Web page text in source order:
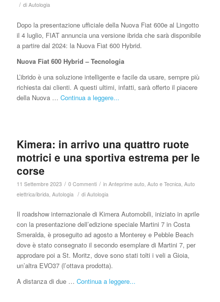
/ di Autologia
Dopo la presentazione ufficiale della Nuova Fiat 600e al Lingotto
il 4 luglio, FIAT annuncia una versione ibrida che sarà disponibile
a partire dal 2024: la Nuova Fiat 600 Hybrid.
Nuova Fiat 600 Hybrid – Tecnologia
L’ibrido è una soluzione intelligente e facile da usare, sempre più
richiesta dai clienti. A questi ultimi, infatti, sarà offerto il piacere
della Nuova … Continua a leggere...
Kimera: in arrivo una quattro ruote
motrici e una sportiva estrema per le
corse
11 Settembre 2023 / 0 Commenti / in Anteprime auto, Auto e Tecnica Auto
elettrica/ibrida Autologia / di Autologia
Il roadshow internazionale di Kimera Automobili, iniziato in aprile
con la presentazione dell’edizione speciale Martini 7 in Costa
Smeralda, è proseguito ad agosto a Monterey e Pebble Beach
dove è stato consegnato il secondo esemplare di Martini 7, per
approdare poi a St. Moritz, dove sono stati tolti i veli a Gioia,
un’altra EVO37 (l’ottava prodotta).
A distanza di due … Continua a leggere...